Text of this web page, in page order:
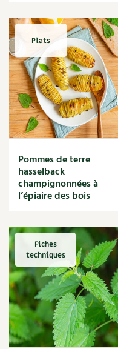
Moutarde
Multiplication
Muret
Muscade
Musique
Narcisse
Nature
Nettoyage
Nichoir
Noisette
Noix
Nourriture
Nuisibles
Numérique
Nutriments
Observation
Œuf
Oignon
Oiseaux
Olivier
Plats
Pommes de terre
hasselback
champignonnées à
l’épiaire des bois
Fiches
techniques